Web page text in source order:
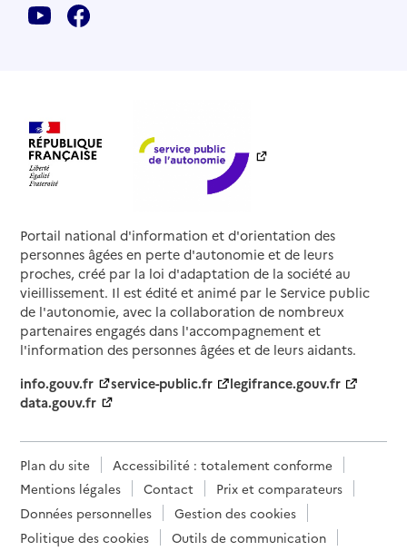
Portail national d'information et d'orientation des
personnes âgées en perte d'autonomie et de leurs
proches, créé par la loi d'adaptation de la société au
vieillissement. Il est édité et animé par le Service public
de l'autonomie, avec la collaboration de nombreux
partenaires engagés dans l'accompagnement et
l'information des personnes âgées et de leurs aidants.
info.gouv.fr
service-public.fr
legifrance.gouv.fr
data.gouv.fr
Plan du site
Accessibilité : totalement conforme
Mentions légales
Contact
Prix et comparateurs
Données personnelles
Gestion des cookies
Politique des cookies
Outils de communication